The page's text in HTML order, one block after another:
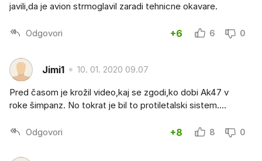
javili,da je avion strmoglavil zaradi tehnicne okavare.
Odgovori +6 6 0
Jimi1 10. 01. 2020 09.07
Pred časom je krožil video,kaj se zgodi,ko dobi Ak47 v
roke šimpanz. No tokrat je bil to protiletalski sistem....
Odgovori +8 8 0